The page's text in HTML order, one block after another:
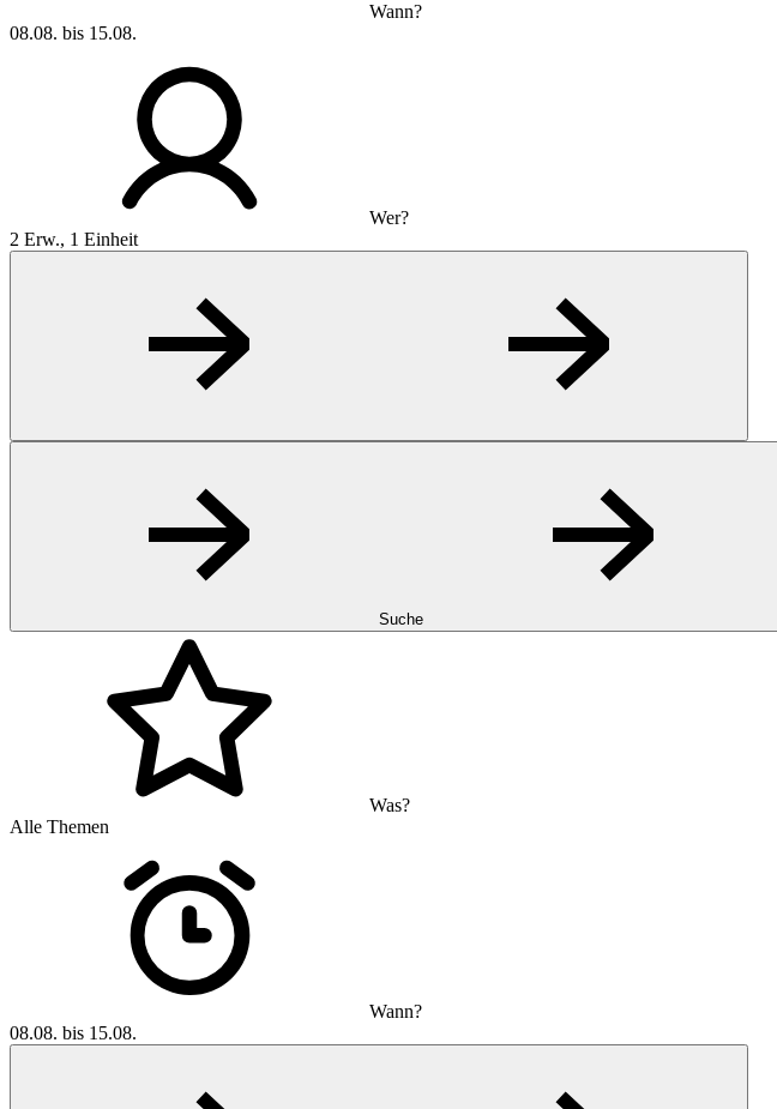
Wann?
08.08. bis 15.08.
Wer?
2 Erw., 1 Einheit
Suche
Was?
Alle Themen
Wann?
08.08. bis 15.08.